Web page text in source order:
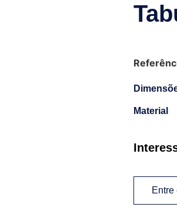
Material
Entre